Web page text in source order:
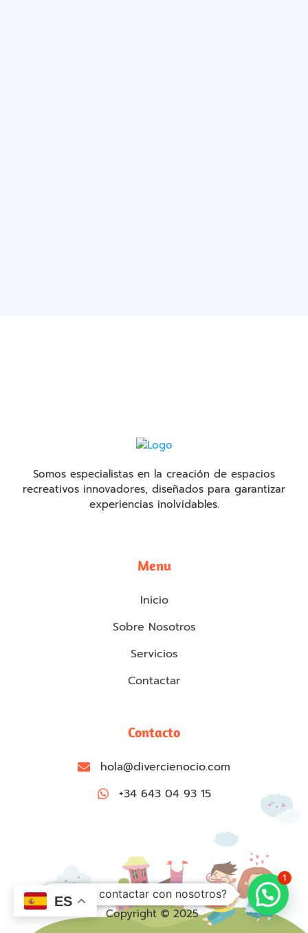
Somos especialistas en la creación de espacios
recreativos innovadores, diseñados para garantizar
experiencias inolvidables.
Menu
Inicio
Sobre Nosotros
Servicios
Contactar
Contacto
hola@divercienocio.com
+34 643 04 93 15
Copyright © 2025
ES
¿Quieres contactar con nosotros?
1